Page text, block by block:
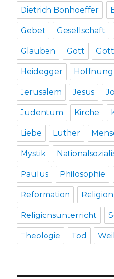
Dietrich Bonhoeffer
Gebet Gesellschaft
Glauben Gott
Heidegger Hoffnung
Jerusalem Jesus
Judentum Kirche
Liebe Luther
Mystik
Paulus Philosophie
Reformation Religion
Religionsunterricht
Theologie Tod